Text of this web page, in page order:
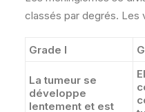
classés par degrés. Les
Grade I
La tumeur se
développe
lentement et est